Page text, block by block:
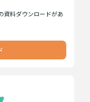
資料ダウンロードがあ